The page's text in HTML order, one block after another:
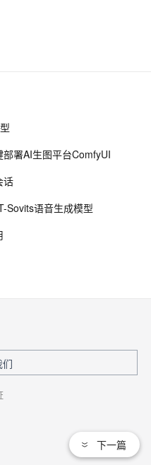
部署AI生图平台ComfyUI
话
Sovits语音生成模型
下一篇